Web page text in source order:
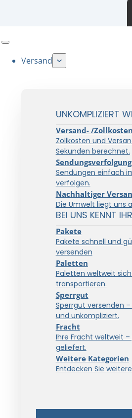
Versand
UNKOMPLIZIERT
Versand- /
Zollkosten und
Sekunden berechnet.
Sendungsverfolgung
Sendungen einfach
verfolgen.
Nachhaltiger
Die Umwelt liegt uns
BEI UNS KENNT
Pakete
Pakete schnell und
versenden
Paletten
Paletten weltweit
transportieren.
Sperrgut
Sperrgut versenden
und unkompliziert.
Fracht
Ihre Fracht weltweit
geliefert.
Weitere Kategorien
Entdecken Sie